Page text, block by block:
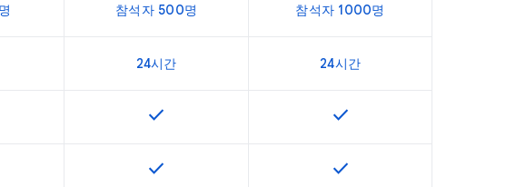
참석자 500명 참석자 1000명
24시간 24시간
.
은 SKU에서 사용할 수 있습니다.이 기능은 SKU에서 사용할 수 있습니다.
check 이 기능은 SKU에서 사용할
check
다.
은 SKU에서 사용할 수 있습니다.이 기능은 SKU에서 사용할 수 있습니다.
check 이 기능은 SKU에서 사용할
check